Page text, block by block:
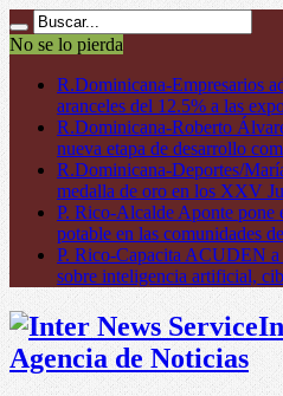
No se lo pierda
R.Dominicana-Empresarios
aranceles del 12.5% a las
R.Dominicana-Roberto
nueva etapa de desarrollo
R.Dominicana-Deportes/
medalla de oro en los XXV
P. Rico-Alcalde Aponte pone
potable en las comunidades
P. Rico-Capacita ACUDEN
sobre inteligencia artificial,
Agencia de Noticias